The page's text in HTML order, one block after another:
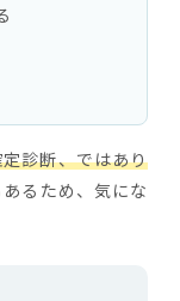
診断、ではあり
るため、気にな